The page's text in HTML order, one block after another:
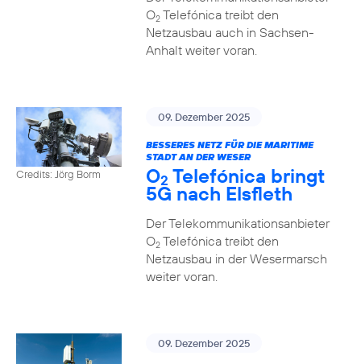
O2Telefónica treibt den
Netzausbau auch in Sachsen-
Anhalt weiter voran.
Credits: Jörg Borm
09. Dezember 2025
BESSERES NETZ FÜR DIE MARITIME
STADT AN DER WESER
O2 Telefónica bringt
5G nach Elsfleth
Der Telekommunikationsanbieter
O2Telefónica treibt den
Netzausbau in der Wesermarsch
weiter voran.
09. Dezember 2025